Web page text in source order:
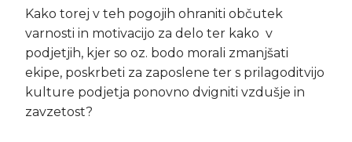
Kako torej v teh pogojih ohraniti občutek
varnosti in motivacijo za delo ter kako v
podjetjih, kjer so oz. bodo morali zmanjšati
ekipe, poskrbeti za zaposlene ter s prilagoditvijo
kulture podjetja ponovno dvigniti vzdušje in
zavzetost?